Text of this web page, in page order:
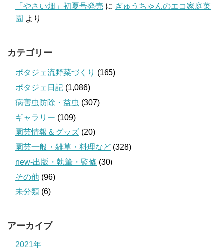
「やさい畑」初夏号発売 に ぎゅうちゃんのエコ家庭菜
園 より
カテゴリー
ポタジェ流野菜づくり (165)
ポタジェ日記 (1,086)
病害虫防除・益虫 (307)
ギャラリー (109)
園芸情報＆グッズ (20)
園芸一般・雑草・料理など (328)
new-出版・執筆・監修 (30)
その他 (96)
未分類 (6)
アーカイブ
2021年